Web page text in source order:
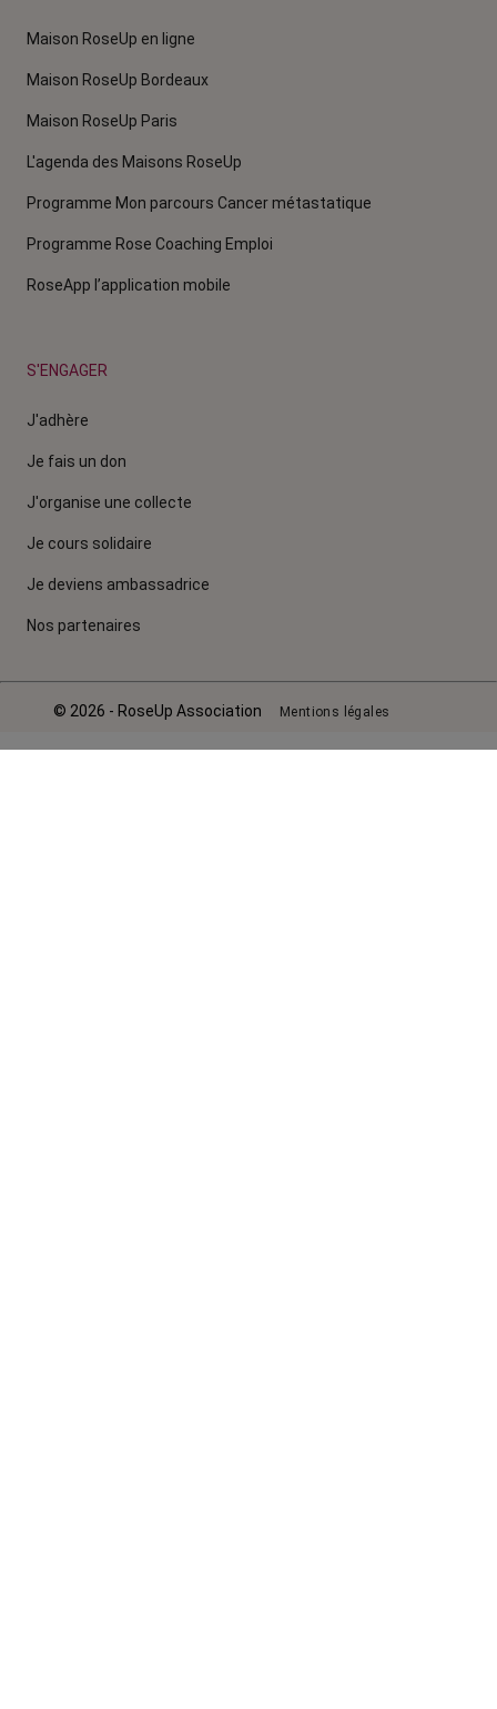
Maison RoseUp en ligne
Maison RoseUp Bordeaux
Maison RoseUp Paris
L'agenda des Maisons RoseUp
Programme Mon parcours Cancer métastatique
Programme Rose Coaching Emploi
RoseApp l’application mobile
S'ENGAGER
J'adhère
Je fais un don
J'organise une collecte
Je cours solidaire
Je deviens ambassadrice
Nos partenaires
© 2026 - RoseUp Association Mentions légales